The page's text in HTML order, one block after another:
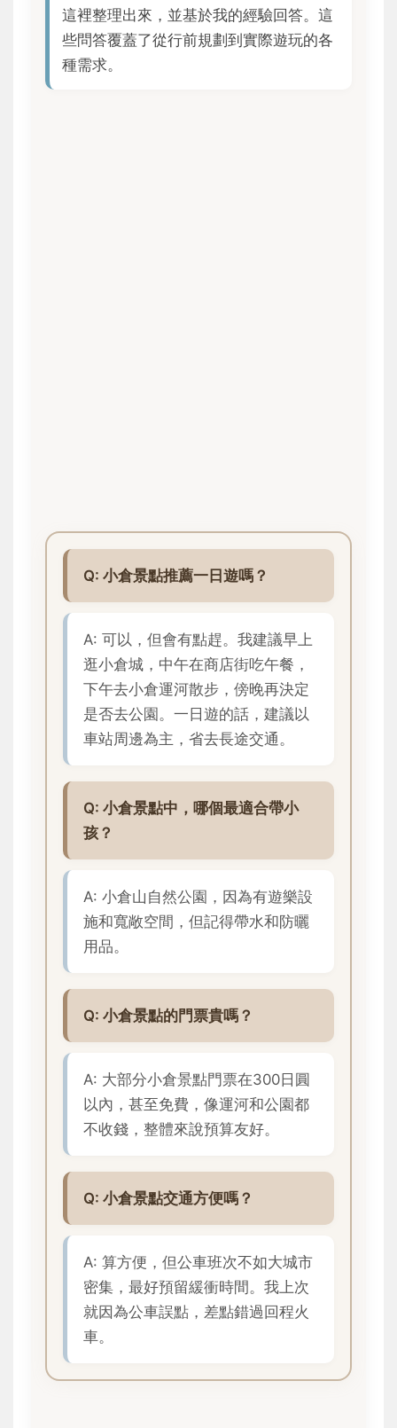
這裡整理出來，並基於我的經驗回答。這
些問答覆蓋了從行前規劃到實際遊玩的各
種需求。
Q: 小倉景點推薦一日遊嗎？
A: 可以，但會有點趕。我建議早上
逛小倉城，中午在商店街吃午餐，
下午去小倉運河散步，傍晚再決定
是否去公園。一日遊的話，建議以
車站周邊為主，省去長途交通。
Q: 小倉景點中，哪個最適合帶小
孩？
A: 小倉山自然公園，因為有遊樂設
施和寬敞空間，但記得帶水和防曬
用品。
Q: 小倉景點的門票貴嗎？
A: 大部分小倉景點門票在300日圓
以內，甚至免費，像運河和公園都
不收錢，整體來說預算友好。
Q: 小倉景點交通方便嗎？
A: 算方便，但公車班次不如大城市
密集，最好預留緩衝時間。我上次
就因為公車誤點，差點錯過回程火
車。